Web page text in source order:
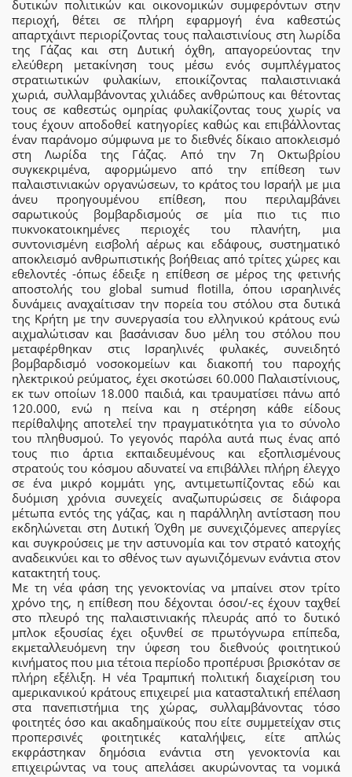
δυτικών πολιτικών και οικονομικών συμφερόντων στην
περιοχή, θέτει σε πλήρη εφαρμογή ένα καθεστώς
απαρτχάιντ περιορίζοντας τους παλαιστινίους στη λωρίδα
της Γάζας και στη Δυτική όχθη, απαγορεύοντας την
ελεύθερη μετακίνηση τους μέσω ενός συμπλέγματος
στρατιωτικών φυλακίων, εποικίζοντας παλαιστινιακά
χωριά, συλλαμβάνοντας χιλιάδες ανθρώπους και θέτοντας
τους σε καθεστώς ομηρίας φυλακίζοντας τους χωρίς να
τους έχουν αποδοθεί κατηγορίες καθώς και επιβάλλοντας
έναν παράνομο σύμφωνα με το διεθνές δίκαιο αποκλεισμό
στη Λωρίδα της Γάζας. Από την 7η Οκτωβρίου
συγκεκριμένα, αφορμώμενο από την επίθεση των
παλαιστινιακών οργανώσεων, το κράτος του Ισραήλ με μια
άνευ προηγουμένου επίθεση, που περιλαμβάνει
σαρωτικούς βομβαρδισμούς σε μία πιο τις πιο
πυκνοκατοικημένες περιοχές του πλανήτη, μια
συντονισμένη εισβολή αέρως και εδάφους, συστηματικό
αποκλεισμό ανθρωπιστικής βοήθειας από τρίτες χώρες και
εθελοντές -όπως έδειξε η επίθεση σε μέρος της φετινής
αποστολής του global sumud flotilla, όπου ισραηλινές
δυνάμεις αναχαίτισαν την πορεία του στόλου στα δυτικά
της Κρήτη με την συνεργασία του ελληνικού κράτους ενώ
αιχμαλώτισαν και βασάνισαν δυο μέλη του στόλου που
μεταφέρθηκαν στις Ισραηλινές φυλακές, συνειδητό
βομβαρδισμό νοσοκομείων και διακοπή του παροχής
ηλεκτρικού ρεύματος, έχει σκοτώσει 60.000 Παλαιστίνιους,
εκ των οποίων 18.000 παιδιά, και τραυματίσει πάνω από
120.000, ενώ η πείνα και η στέρηση κάθε είδους
περίθαλψης αποτελεί την πραγματικότητα για το σύνολο
του πληθυσμού. Το γεγονός παρόλα αυτά πως ένας από
τους πιο άρτια εκπαιδευμένους και εξοπλισμένους
στρατούς του κόσμου αδυνατεί να επιβάλλει πλήρη έλεγχο
σε ένα μικρό κομμάτι γης, αντιμετωπίζοντας εδώ και
δυόμιση χρόνια συνεχείς αναζωπυρώσεις σε διάφορα
μέτωπα εντός της γάζας, και η παράλληλη αντίσταση που
εκδηλώνεται στη Δυτική Όχθη με συνεχιζόμενες απεργίες
και συγκρούσεις με την αστυνομία και τον στρατό κατοχής
αναδεικνύει και το σθένος των αγωνιζόμενων ενάντια στον
κατακτητή τους.
Με τη νέα φάση της γενοκτονίας να μπαίνει στον τρίτο
χρόνο της, η επίθεση που δέχονται όσοι/-ες έχουν ταχθεί
στο πλευρό της παλαιστινιακής πλευράς από το δυτικό
μπλοκ εξουσίας έχει οξυνθεί σε πρωτόγνωρα επίπεδα,
εκμεταλλευόμενη την ύφεση του διεθνούς φοιτητικού
κινήματος που μια τέτοια περίοδο προπέρυσι βρισκόταν σε
πλήρη εξέλιξη. Η νέα Τραμπική πολιτική διαχείριση του
αμερικανικού κράτους επιχειρεί μια κατασταλτική επέλαση
στα πανεπιστήμια της χώρας, συλλαμβάνοντας τόσο
φοιτητές όσο και ακαδημαϊκούς που είτε συμμετείχαν στις
προπερσινές φοιτητικές καταλήψεις, είτε απλώς
εκφράστηκαν δημόσια ενάντια στη γενοκτονία και
επιχειρώντας να τους απελάσει ακυρώνοντας τα νομικά